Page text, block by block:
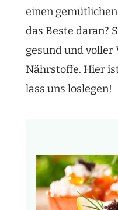
einen
das Beste daran?
gesund und voller
Nährstoffe. Hier
lass uns loslegen!